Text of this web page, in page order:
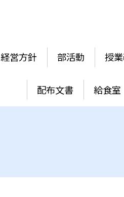
経営方針 部活動 授
配布文書 給食室